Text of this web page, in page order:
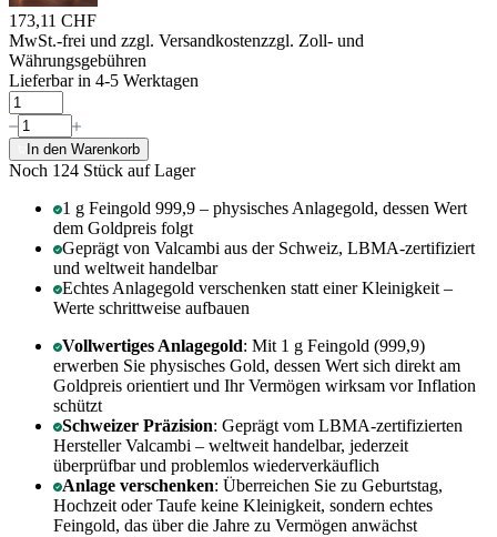
173,11 CHF
MwSt.-frei und zzgl. Versandkostenzzgl. Zoll- und
Währungsgebühren
Lieferbar in 4-5 Werktagen
In den Warenkorb
Noch 124 Stück auf Lager
1 g Feingold 999,9 – physisches Anlagegold, dessen Wert
dem Goldpreis folgt
Geprägt von Valcambi aus der Schweiz, LBMA-zertifiziert
und weltweit handelbar
Echtes Anlagegold verschenken statt einer Kleinigkeit –
Werte schrittweise aufbauen
Vollwertiges Anlagegold: Mit 1 g Feingold (999,9)
erwerben Sie physisches Gold, dessen Wert sich direkt am
Goldpreis orientiert und Ihr Vermögen wirksam vor Inflation
schützt
Schweizer Präzision: Geprägt vom LBMA-zertifizierten
Hersteller Valcambi – weltweit handelbar, jederzeit
überprüfbar und problemlos wiederverkäuflich
Anlage verschenken: Überreichen Sie zu Geburtstag,
Hochzeit oder Taufe keine Kleinigkeit, sondern echtes
Feingold, das über die Jahre zu Vermögen anwächst